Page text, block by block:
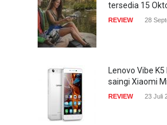
tersedia 15
REVIEW 28
Lenovo Vibe
saingi Xiaomi
REVIEW 23 Juli